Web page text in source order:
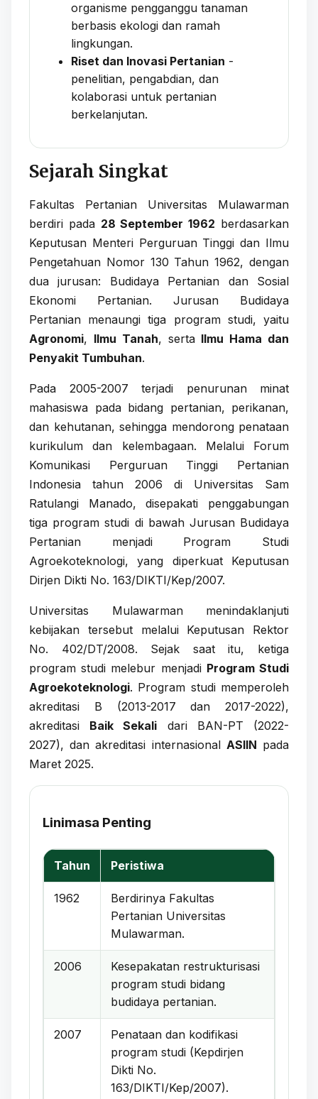
organisme pengganggu tanaman
berbasis ekologi dan ramah
lingkungan.
Riset dan Inovasi Pertanian -
penelitian, pengabdian, dan
kolaborasi untuk pertanian
berkelanjutan.
Sejarah Singkat
Fakultas Pertanian Universitas Mulawarman
berdiri pada 28 September 1962 berdasarkan
Keputusan Menteri Perguruan Tinggi dan Ilmu
Pengetahuan Nomor 130 Tahun 1962, dengan
dua jurusan: Budidaya Pertanian dan Sosial
Ekonomi Pertanian. Jurusan Budidaya
Pertanian menaungi tiga program studi, yaitu
Agronomi, Ilmu Tanah, serta Ilmu Hama dan
Penyakit Tumbuhan.
Pada 2005-2007 terjadi penurunan minat
mahasiswa pada bidang pertanian, perikanan,
dan kehutanan, sehingga mendorong penataan
kurikulum dan kelembagaan. Melalui Forum
Komunikasi Perguruan Tinggi Pertanian
Indonesia tahun 2006 di Universitas Sam
Ratulangi Manado, disepakati penggabungan
tiga program studi di bawah Jurusan Budidaya
Pertanian menjadi Program Studi
Agroekoteknologi, yang diperkuat Keputusan
Dirjen Dikti No. 163/DIKTI/Kep/2007.
Universitas Mulawarman menindaklanjuti
kebijakan tersebut melalui Keputusan Rektor
No. 402/DT/2008. Sejak saat itu, ketiga
program studi melebur menjadi Program Studi
Agroekoteknologi. Program studi memperoleh
akreditasi B (2013-2017 dan 2017-2022),
akreditasi Baik Sekali dari BAN-PT (2022-
2027), dan akreditasi internasional ASIIN pada
Maret 2025.
Linimasa Penting
Tahun Peristiwa
1962
Berdirinya Fakultas
Pertanian Universitas
Mulawarman.
2006
Kesepakatan restrukturisasi
program studi bidang
budidaya pertanian.
2007
Penataan dan kodifikasi
program studi (Kepdirjen
Dikti No.
163/DIKTI/Kep/2007).